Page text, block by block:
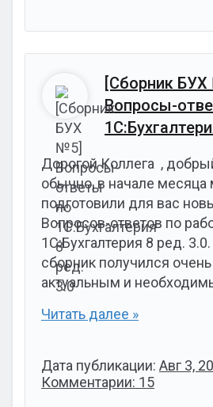
[Сборник
Вопросы-
Дорогой Коллега ,
обычно, в начале месяца
подготовили для вас
Вопросов-ответов по
1С:Бухгалтерия 8 ред.
сборник получился
актуальным и
Читать далее »
Дата публикации: Авг 3,
Комментарии: 15